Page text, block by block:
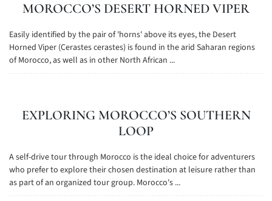
MOROCCO’S DESERT HORNED VIPER
Easily identified by the pair of 'horns' above its eyes, the Desert
Horned Viper (Cerastes cerastes) is found in the arid Saharan regions
of Morocco, as well as in other North African ...
EXPLORING MOROCCO’S SOUTHERN
LOOP
A self-drive tour through Morocco is the ideal choice for adventurers
who prefer to explore their chosen destination at leisure rather than
as part of an organized tour group. Morocco's ...